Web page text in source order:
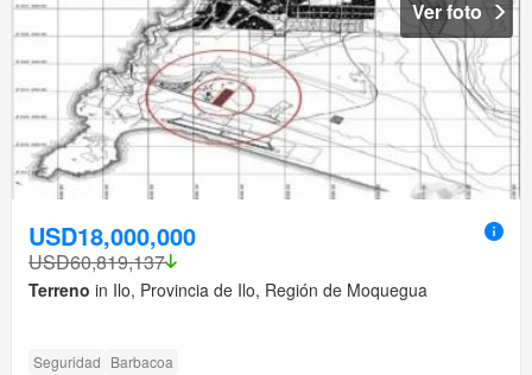
Ver foto
USD18,000,000
USD60,819,137
Terreno in Ilo, Provincia de Ilo, Región de Moquegua
Seguridad Barbacoa